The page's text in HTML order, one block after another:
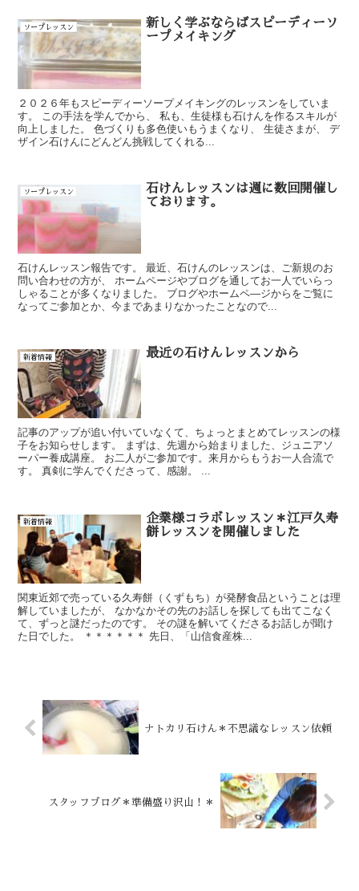
ソープレッスン
新しく学ぶならばスピーディーソ
ープメイキング
２０２６年もスピーディーソープメイキングのレッスンをしていま
す。 この手法を学んでから、 私も、生徒様も石けんを作るスキルが
向上しました。 色づくりも多色使いもうまくなり、 生徒さまが、 デ
ザイン石けんにどんどん挑戦してくれる...
ソープレッスン
石けんレッスンは週に数回開催し
ております。
石けんレッスン報告です。 最近、石けんのレッスンは、ご新規のお
問い合わせの方が、 ホームページやブログを通してお一人でいらっ
しゃることが多くなりました。 ブログやホームペ―ジからをご覧に
なってご参加とか、今まであまりなかったことなので...
新着情報 最近の石けんレッスンから
記事のアップが追い付いていなくて、ちょっとまとめてレッスンの様
子をお知らせします。 まずは、先週から始まりました、ジュニアソ
ーパー養成講座。 お二人がご参加です。来月からもうお一人合流で
す。 真剣に学んでくださって、感謝。 ...
新着情報
企業様コラボレッスン＊江戸久寿
餅レッスンを開催しました
関東近郊で売っている久寿餅（くずもち）が発酵食品ということは理
解していましたが、 なかなかその先のお話しを探しても出てこなく
て、ずっと謎だったのです。 その謎を解いてくださるお話しが聞け
た日でした。 ＊＊＊＊＊＊ 先日、「山信食産株...
ナトカリ石けん＊不思議なレッスン依頼
スタッフブログ＊準備盛り沢山！＊